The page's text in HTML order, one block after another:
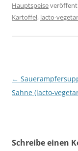
Hauptspeise
Kartoffel, lacto-
Beitragsnavigation
←
Sahne (lacto-
Schreibe einen